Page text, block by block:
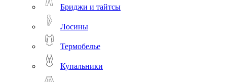
Бриджи и тайтсы
Лосины
Термобелье
Купальники